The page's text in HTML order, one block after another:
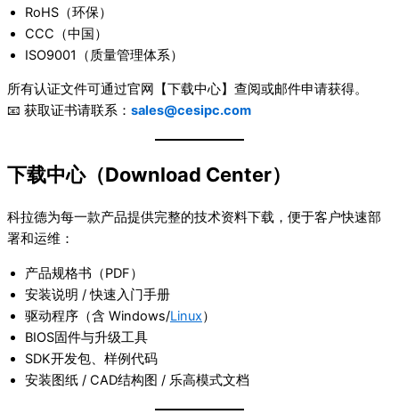
RoHS（环保）
CCC（中国）
ISO9001（质量管理体系）
所有认证文件可通过官网【下载中心】查阅或邮件申请获得。
📧 获取证书请联系： sales@cesipc.com
下载中心（Download Center）
科拉德为每一款产品提供完整的技术资料下载，便于客户快速部
署和运维：
产品规格书（PDF）
安装说明 / 快速入门手册
驱动程序（含 Windows/Linux）
BIOS固件与升级工具
SDK开发包、样例代码
安装图纸 / CAD结构图 / 乐高模式文档